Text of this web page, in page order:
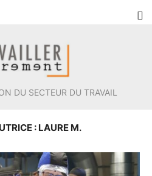
DU SECTEUR DU TRAVAIL
: LAURE M.